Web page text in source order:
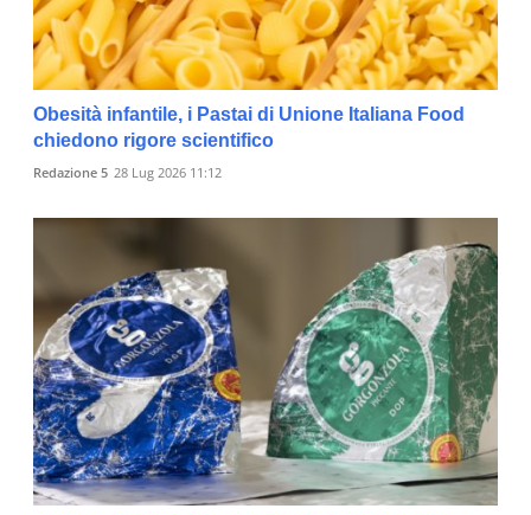
Obesità infantile, i Pastai di Unione Italiana Food
chiedono rigore scientifico
Redazione 5 28 Lug 2026 11:12